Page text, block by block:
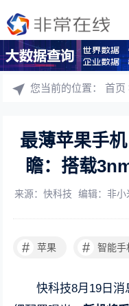
您当前的位置：首页
最薄苹果手
瞻：搭载
来源：快科技 编辑：非小
# 苹果 # 智能手
快科技8月19日